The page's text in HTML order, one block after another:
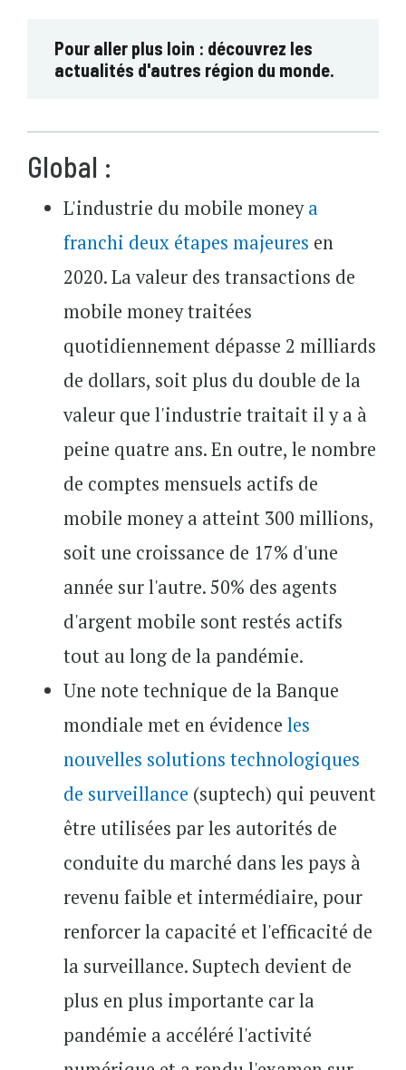
Pour aller plus loin : découvrez les
actualités d'autres région du monde.
Global :
L'industrie du mobile moneya
franchi deux étapes majeures en
2020. La valeur des transactions de
mobile money traitées
quotidiennement dépasse 2 milliards
de dollars, soit plus du double de la
valeur que l'industrie traitait il y a à
peine quatre ans. En outre, le nombre
de comptes mensuels actifs de
mobile money a atteint 300 millions,
soit une croissance de 17% d'une
année sur l'autre. 50% des agents
d'argent mobile sont restés actifs
tout au long de la pandémie.
Une note technique de la Banque
mondiale met en évidence les
nouvelles solutions technologiques
de surveillance (suptech) qui peuvent
être utilisées par les autorités de
conduite du marché dans les pays à
revenu faible et intermédiaire, pour
renforcer la capacité et l'efficacité de
la surveillance. Suptech devient de
plus en plus importante car la
pandémie a accéléré l'activité